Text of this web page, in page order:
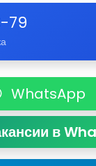
79
WhatsApp
в